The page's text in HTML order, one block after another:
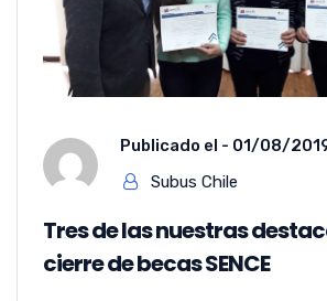
Publicado el - 01/08/
Subus Chile
Tres de las nuestras
cierre de becas SENCE